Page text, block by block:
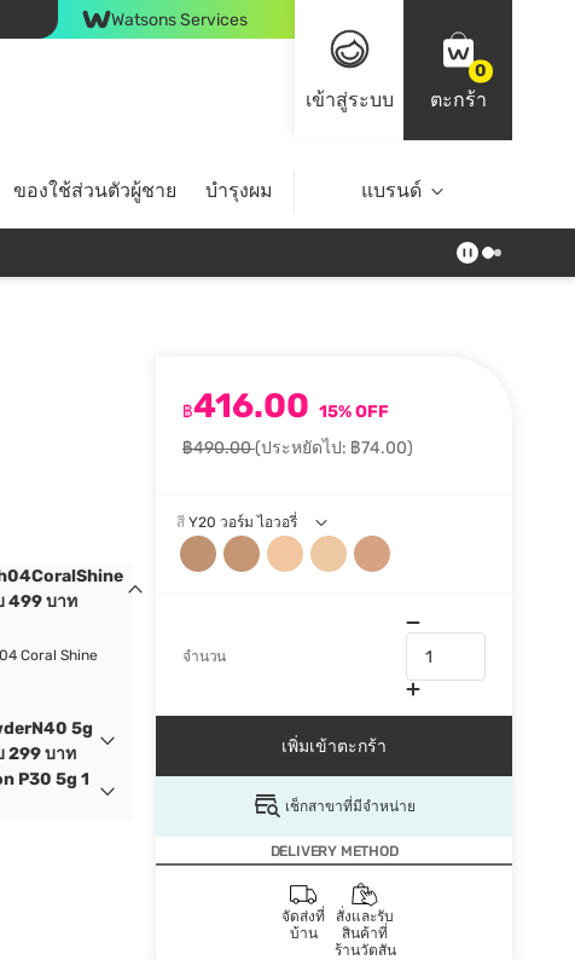
Watsons Services
เข้าสู่ระบบ
0
ตะกร้า
ของใช้ส่วนตัวผู้ชาย บำรุงผม ไลฟ์สไตล์ Top Brands
แบรนด์
฿416.00 15% OFF
฿490.00(ประหยัดไป: ฿74.00)
สี Y20 วอร์ม ไอวอรี่
จำนวน
เพิ่มเข้าตะกร้า
เช็กสาขาที่มีจำหน่าย
DELIVERY METHOD
จัดส่งที่
บ้าน
สั่งและรับ
สินค้าที่
ร้านวัตสัน
499 บาท
Coral Shine
5g
299 บาท
P30 5g 1